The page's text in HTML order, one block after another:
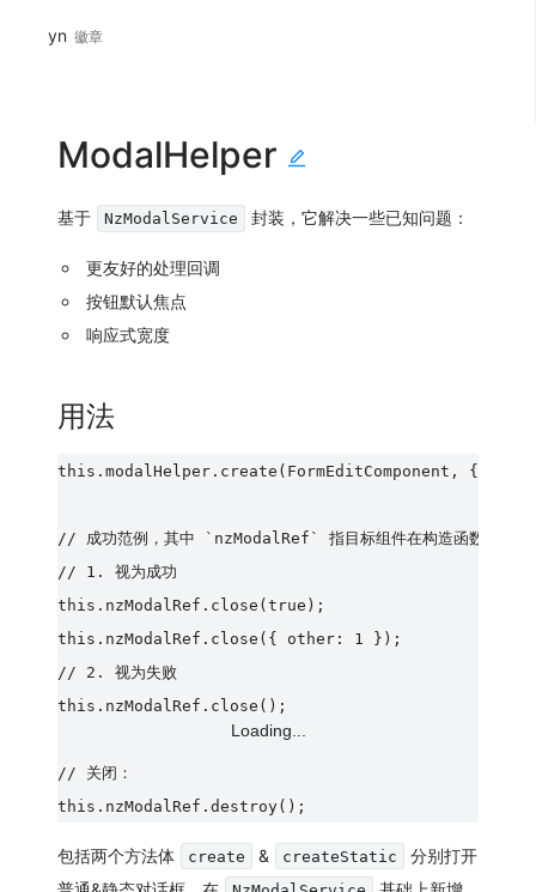
yn 徽章
ModalHelper
基于 NzModalService 封装，它解决一些已知问题：
更友好的处理回调
按钮默认焦点
响应式宽度
用法
this.modalHelper.create(FormEditComponent, { i
// 成功范例，其中 `nzModalRef` 指目标组件在构造函数
// 1. 视为成功
this.nzModalRef.close(true);
this.nzModalRef.close({ other: 1 });
// 2. 视为失败
this.nzModalRef.close();
// 关闭：
包括两个方法体 create & createStatic
分别打开
Loading...